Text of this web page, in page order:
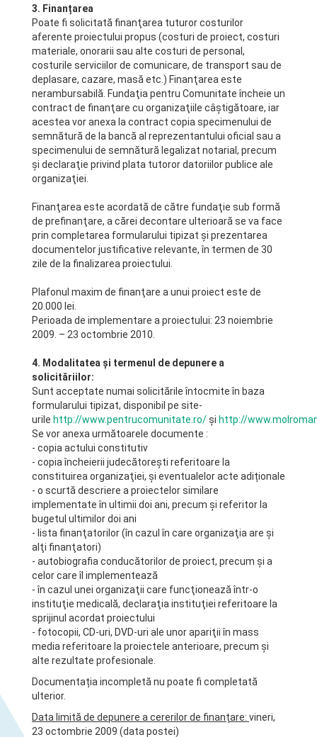
3. Finanțarea
Poate fi solicitată finanţarea tuturor costurilor
aferente proiectului propus (costuri de proiect, costuri
materiale, onorarii sau alte costuri de personal,
costurile serviciilor de comunicare, de transport sau de
deplasare, cazare, masă etc.) Finanţarea este
nerambursabilă. Fundaţia pentru Comunitate încheie un
contract de finanţare cu organizaţiile câştigătoare, iar
acestea vor anexa la contract copia specimenului de
semnătură de la bancă al reprezentantului oficial sau a
specimenului de semnătură legalizat notarial, precum
şi declaraţie privind plata tutoror datoriilor publice ale
organizaţiei.
Finanţarea este acordată de către fundaţie sub formă
de prefinanţare, a cărei decontare ulterioară se va face
prin completarea formularului tipizat şi prezentarea
documentelor justificative relevante, în termen de 30
zile de la finalizarea proiectului.
Plafonul maxim de finanţare a unui proiect este de
20.000 lei.
Perioada de implementare a proiectului: 23 noiembrie
2009. – 23 octombrie 2010.
4. Modalitatea şi termenul de depunere a
solicităriilor:
Sunt acceptate numai solicitările întocmite în baza
formularului tipizat, disponibil pe site-
urile http://www.pentrucomunitate.ro/și http://
Se vor anexa următoarele documente :
- copia actului constitutiv
- copia încheierii judecătoreşti referitoare la
constituirea organizaţiei, și eventualelor acte adiționale
- o scurtă descriere a proiectelor similare
implementate în ultimii doi ani, precum şi referitor la
bugetul ultimilor doi ani
- lista finanţatorilor (în cazul în care organizaţia are şi
alţi finanţatori)
- autobiografia conducătorilor de proiect, precum şi a
celor care îl implementează
- în cazul unei organizaţii care funcţionează într-o
instituţie medicală, declaraţia instituţiei referitoare la
sprijinul acordat proiectului
- fotocopii, CD-uri, DVD-uri ale unor apariţii în mass
media referitoare la proiectele anterioare, precum și
alte rezultate profesionale.
Documentația incompletă nu poate fi completată
ulterior.
Data limită de depunere a cererilor de finanțare: vineri,
23 octombrie 2009 (data postei)